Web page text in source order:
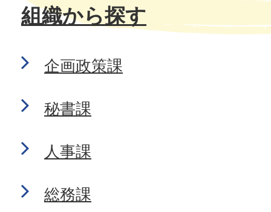
組織から探す
企画政策課
秘書課
人事課
総務課